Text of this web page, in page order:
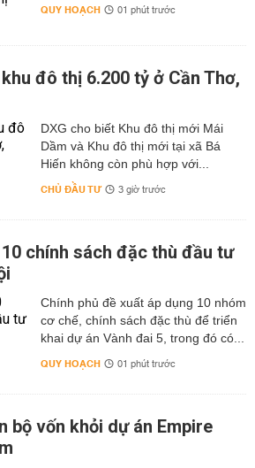
QUY HOẠCH 01 phút trước
đô thị 6.200 tỷ ở Cần Thơ,
DXG cho biết Khu đô thị mới Mái
Dầm và Khu đô thị mới tại xã Bá
Hiến không còn phù hợp với...
CHỦ ĐẦU TƯ 3 giờ trước
chính sách đặc thù đầu tư
Chính phủ đề xuất áp dụng 10 nhóm
cơ chế, chính sách đặc thù để triển
khai dự án Vành đai 5, trong đó có...
QUY HOẠCH 01 phút trước
bộ vốn khỏi dự án Empire